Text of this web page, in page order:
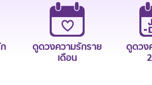
ดูดวงความรักราย
เดือน
ดูดวง